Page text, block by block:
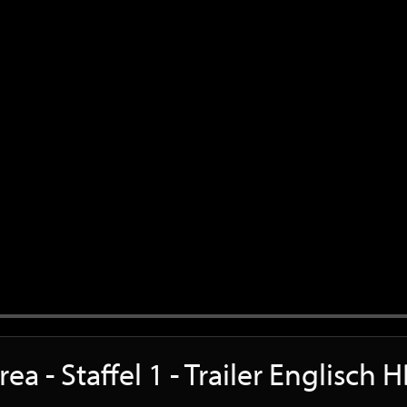
- Staffel 1 - Trailer Englisch